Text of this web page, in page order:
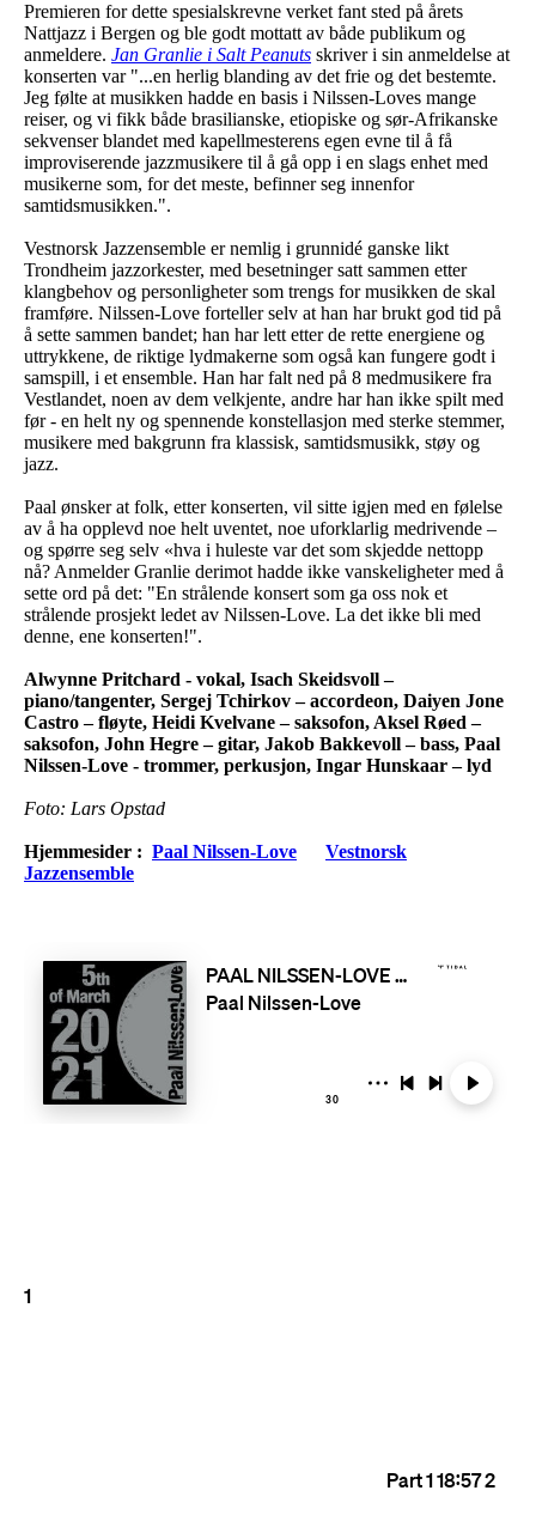
Premieren for dette spesialskrevne verket fant sted på årets
Nattjazz i Bergen og ble godt mottatt av både publikum og
anmeldere. Jan Granlie i Salt Peanuts skriver i sin anmeldelse at
konserten var "...en herlig blanding av det frie og det bestemte.
Jeg følte at musikken hadde en basis i Nilssen-Loves mange
reiser, og vi fikk både brasilianske, etiopiske og sør-Afrikanske
sekvenser blandet med kapellmesterens egen evne til å få
improviserende jazzmusikere til å gå opp i en slags enhet med
musikerne som, for det meste, befinner seg innenfor
samtidsmusikken.".
Vestnorsk Jazzensemble er nemlig i grunnidé ganske likt
Trondheim jazzorkester, med besetninger satt sammen etter
klangbehov og personligheter som trengs for musikken de skal
framføre. Nilssen-Love forteller selv at han har brukt god tid på
å sette sammen bandet; han har lett etter de rette energiene og
uttrykkene, de riktige lydmakerne som også kan fungere godt i
samspill, i et ensemble. Han har falt ned på 8 medmusikere fra
Vestlandet, noen av dem velkjente, andre har han ikke spilt med
før - en helt ny og spennende konstellasjon med sterke stemmer,
musikere med bakgrunn fra klassisk, samtidsmusikk, støy og
jazz.
Paal ønsker at folk, etter konserten, vil sitte igjen med en følelse
av å ha opplevd noe helt uventet, noe uforklarlig medrivende –
og spørre seg selv «hva i huleste var det som skjedde nettopp
nå? Anmelder Granlie derimot hadde ikke vanskeligheter med å
sette ord på det: "En strålende konsert som ga oss nok et
strålende prosjekt ledet av Nilssen-Love. La det ikke bli med
denne, ene konserten!".
Alwynne Pritchard - vokal, Isach Skeidsvoll –
piano/tangenter, Sergej Tchirkov – accordeon, Daiyen Jone
Castro – fløyte, Heidi Kvelvane – saksofon, Aksel Røed –
saksofon, John Hegre – gitar, Jakob Bakkevoll – bass, Paal
Nilssen-Love - trommer, perkusjon, Ingar Hunskaar – lyd
Foto: Lars Opstad
Hjemmesider : Paal Nilssen-Love
Vestnorsk
Jazzensemble